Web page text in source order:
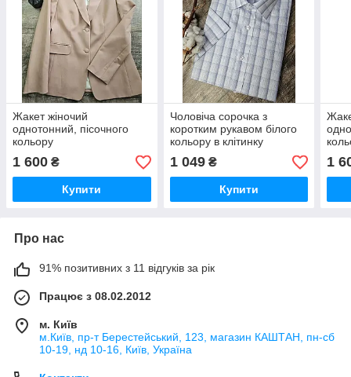
Жакет жіночий
однотонний, пісочного
кольору
1 600 ₴
Купити
Чоловіча сорочка з
коротким рукавом білого
кольору в клітинку
1 049₴
Купити
1
Про нас
91% позитивних з 11 відгуків за рік
Працює з 08.02.2012
м. Київ
м.Київ, пр-т Берестейський, 123, магазин КАШТАН, пн-сб
10-19, нд 10-16, Київ, Україна